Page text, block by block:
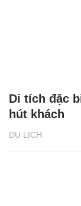
DU LỊCH
Di tích đặc
hút khách